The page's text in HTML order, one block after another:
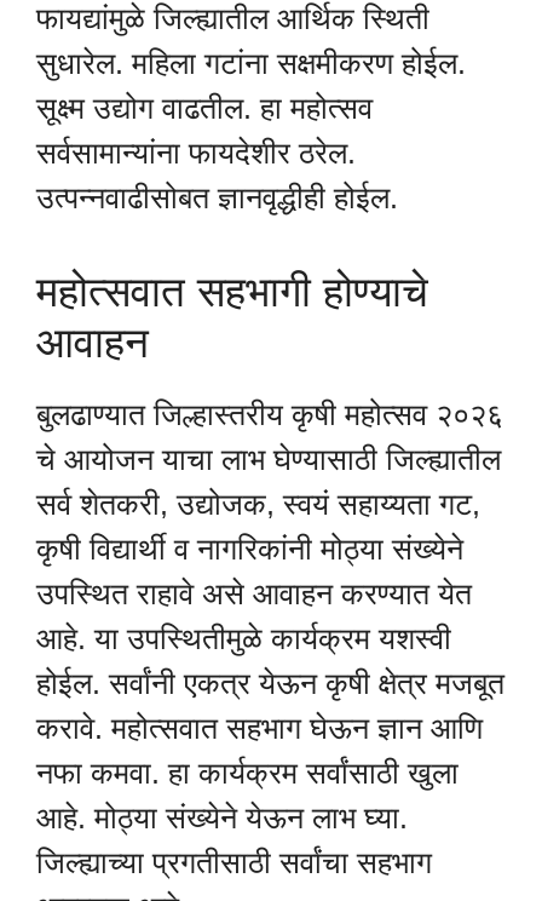
फायद्यांमुळे जिल्ह्यातील आर्थिक स्थिती
सुधारेल. महिला गटांना सक्षमीकरण होईल.
सूक्ष्म उद्योग वाढतील. हा महोत्सव
सर्वसामान्यांना फायदेशीर ठरेल.
उत्पन्नवाढीसोबत ज्ञानवृद्धीही होईल.
महोत्सवात सहभागी होण्याचे
आवाहन
बुलढाण्यात जिल्हास्तरीय कृषी महोत्सव २०२६
चे आयोजन याचा लाभ घेण्यासाठी जिल्ह्यातील
सर्व शेतकरी, उद्योजक, स्वयं सहाय्यता गट,
कृषी विद्यार्थी व नागरिकांनी मोठ्या संख्येने
उपस्थित राहावे असे आवाहन करण्यात येत
आहे. या उपस्थितीमुळे कार्यक्रम यशस्वी
होईल. सर्वांनी एकत्र येऊन कृषी क्षेत्र मजबूत
करावे. महोत्सवात सहभाग घेऊन ज्ञान आणि
नफा कमवा. हा कार्यक्रम सर्वांसाठी खुला
आहे. मोठ्या संख्येने येऊन लाभ घ्या.
जिल्ह्याच्या प्रगतीसाठी सर्वांचा सहभाग